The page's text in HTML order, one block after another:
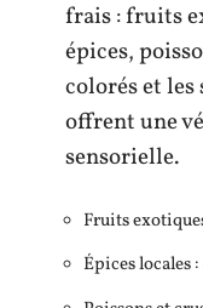
frais : fruits
épices,
colorés et
offrent une
sensorielle.
Fruits
Épices locales